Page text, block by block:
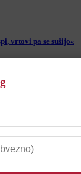
vrtovi pa se sušijo«
dobrodelno noto za